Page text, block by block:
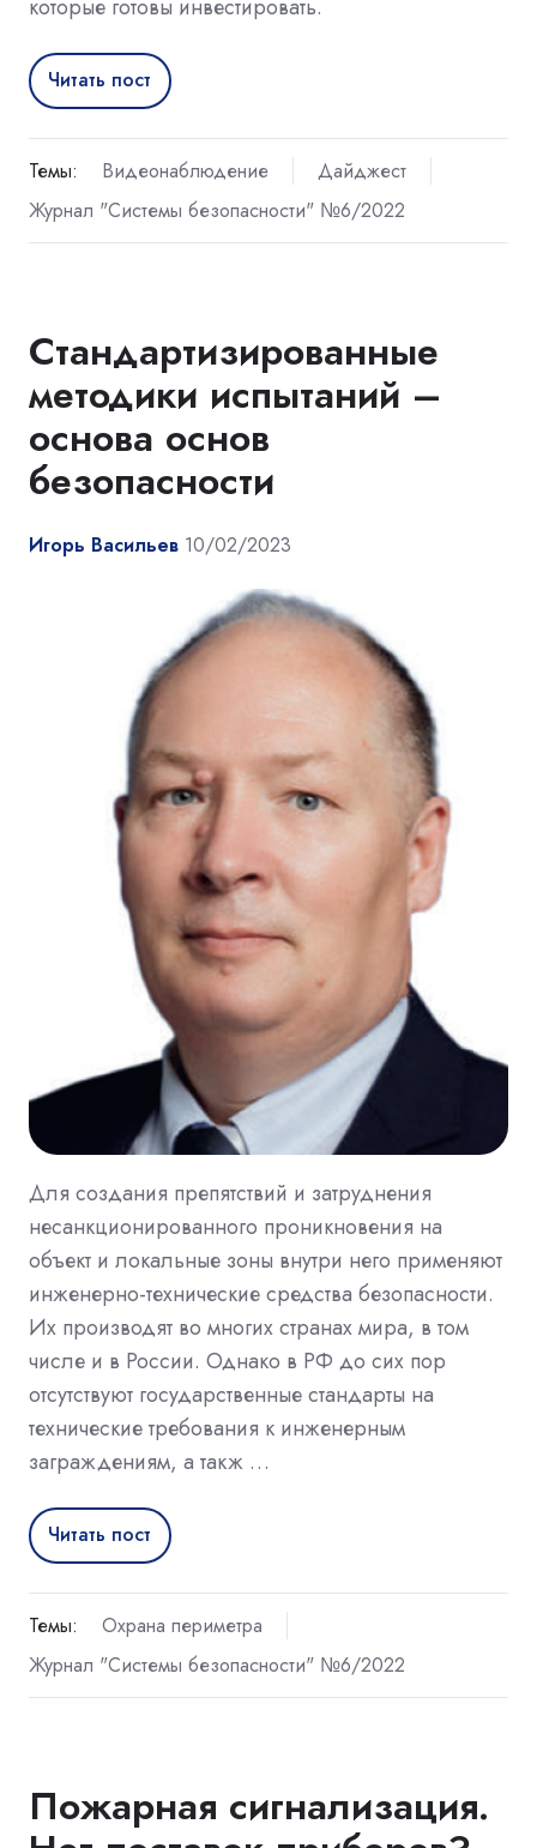
которые готовы инвестировать.
Читать пост
Темы: Видеонаблюдение
Дайджест
Журнал "Системы безопасности" №6/2022
Стандартизированные
методики испытаний –
основа основ
безопасности
Игорь Васильев 10/02/2023
Для создания препятствий и затруднения
несанкционированного проникновения на
объект и локальные зоны внутри него применяют
инженерно-технические средства безопасности.
Их производят во многих странах мира, в том
числе и в России. Однако в РФ до сих пор
отсутствуют государственные стандарты на
технические требования к инженерным
заграждениям, а такж …
Читать пост
Темы:
Охрана периметра
Журнал "Системы безопасности" №6/2022
Пожарная сигнализация.